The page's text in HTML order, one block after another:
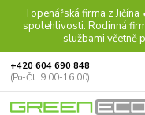
Topenářská firma z
spolehlivosti. Rodinná
službami včetně
+420 604 690 848
(Po-Čt: 9:00-16:00)